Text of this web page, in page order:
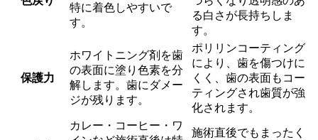
特に着色しやすいで
す。
る白さが長持ちしま
す。
保護力
ホワイトニング剤を歯
の表面に塗り色素を分
解します。歯にダメー
ジが残ります。
ポリリンコーティング
により、歯を傷つけに
くく、歯の表面もコー
ティングされ歯質が強
化されます。
カレー・コーヒー・ワ
施術直後でもまったく